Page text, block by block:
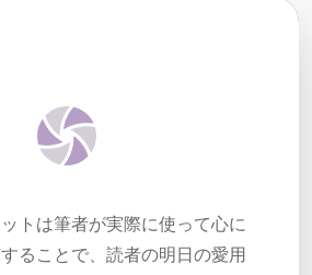
トは筆者が実際に使って心に
ることで、読者の明日の愛用